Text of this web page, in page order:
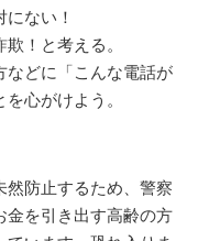
ない！
！と考える。
などに「こんな電話が
心がけよう。
然防止するため、警察
金を引き出す高齢の方